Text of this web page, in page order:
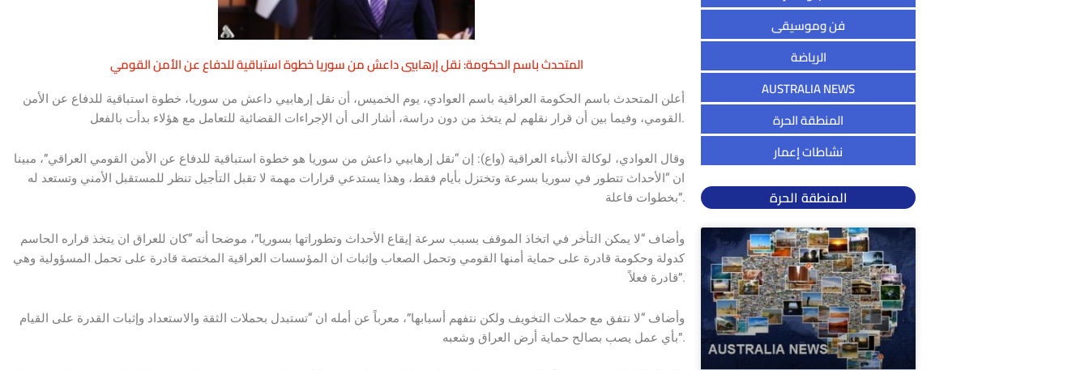
المتحدث باسم الحكومة: نقل إرهابيي داعش من سوريا خطوة استباقية للدفاع عن الأمن القومي
أعلن المتحدث باسم الحكومة العراقية باسم العوادي، يوم الخميس، أن نقل إرهابيي داعش من سوريا، خطوة استباقية للدفاع عن الأمن
القومي، وفيما بين أن قرار نقلهم لم يتخذ من دون دراسة، أشار الى أن الإجراءات القضائية للتعامل مع هؤلاء بدأت بالفعل.
وقال العوادي، لوكالة الأنباء العراقية (واع): إن “نقل إرهابيي داعش من سوريا هو خطوة استباقية للدفاع عن الأمن القومي العراقي”، مبينا
ان “الأحداث تتطور في سوريا بسرعة وتختزل بأيام فقط، وهذا يستدعي قرارات مهمة لا تقبل التأجيل تنظر للمستقبل الأمني وتستعد له
بخطوات فاعلة”.
وأضاف “لا يمكن التأخر في اتخاذ الموقف بسبب سرعة إيقاع الأحداث وتطوراتها بسوريا”، موضحا أنه “كان للعراق ان يتخذ قراره الحاسم
كدولة وحكومة قادرة على حماية أمنها القومي وتحمل الصعاب وإثبات ان المؤسسات العراقية المختصة قادرة على تحمل المسؤولية وهي
قادرة فعلاً”.
وأضاف “لا نتفق مع حملات التخويف ولكن نتفهم أسبابها”، معرباً عن أمله ان “تستبدل بحملات الثقة والاستعداد وإثبات القدرة على القيام
بأي عمل يصب بصالح حماية أرض العراق وشعبه”.
فن وموسيقى
الرياضة
AUSTRALIA NEWS
المنطقة الحرة
نشاطات إعمار
المنطقة الحرة